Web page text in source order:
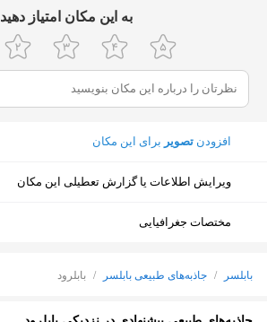
ﺑﻪ اﯾﻦ ﻣﮑﺎن اﻣﺘﯿﺎز دﻫﯿﺪ
افزودن تصویر برای این مکان
ویرایش اطلاعات یا گزارش تعطیلی این مکان
مختصات جغرافیایی
بابلسر / جاذبه‌های طبیعی بابلسر / بابلرود